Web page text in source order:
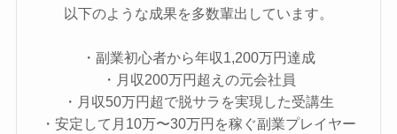
以下のような成果を多数輩出しています。
・副業初心者から年収1,200万円達成
・月収200万円超えの元会社員
・月収50万円超で脱サラを実現した受講生
・安定して月10万〜30万円を稼ぐ副業プレイヤー